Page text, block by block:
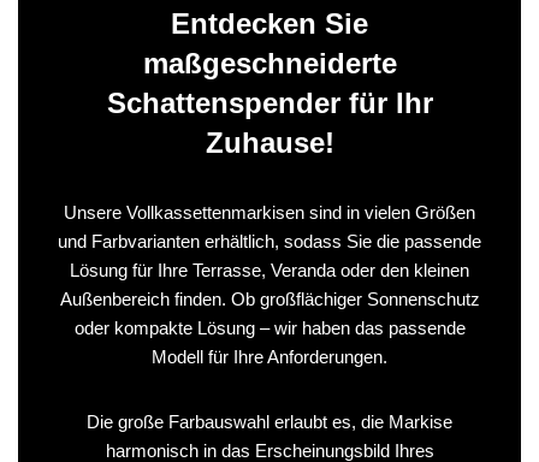
Entdecken Sie
maßgeschneiderte
Schattenspender für Ihr
Zuhause!
Unsere Vollkassettenmarkisen sind in vielen Größen
und Farbvarianten erhältlich, sodass Sie die passende
Lösung für Ihre Terrasse, Veranda oder den kleinen
Außenbereich finden. Ob großflächiger Sonnenschutz
oder kompakte Lösung – wir haben das passende
Modell für Ihre Anforderungen.
Die große Farbauswahl erlaubt es, die Markise
harmonisch in das Erscheinungsbild Ihres